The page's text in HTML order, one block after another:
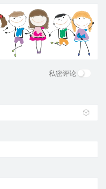
私密评论
🎲